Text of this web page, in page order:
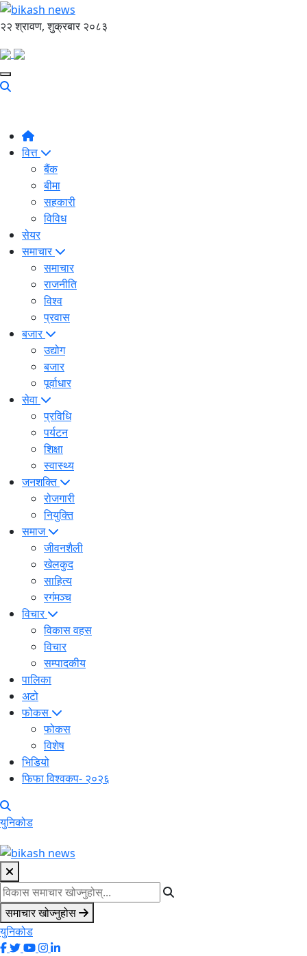
२२ श्रावण, शुक्रबार २०८३
वित्त
बैंक
बीमा
सहकारी
विविध
सेयर
समाचार
समाचार
राजनीति
विश्व
प्रवास
बजार
उद्योग
बजार
पूर्वाधार
सेवा
प्रविधि
पर्यटन
शिक्षा
स्वास्थ्य
जनशक्ति
रोजगारी
नियुक्ति
समाज
जीवनशैली
खेलकुद
साहित्य
रगंमञ्च
विचार
विकास वहस
विचार
सम्पादकीय
पालिका
अटो
फोकस
फोकस
विशेष
भिडियो
फिफा विश्वकप- २०२६
युनिकोड
समाचार खोज्नुहोस
युनिकोड